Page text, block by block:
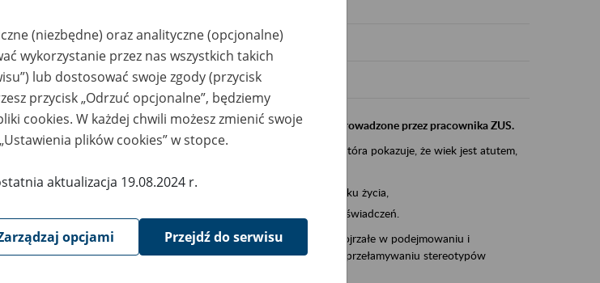
Szkolenia
Aktywni 50+, płatnicy, ubezpieczeni
Szkolenie stacjonarne w siedzibie firmy, instytucji, urzędu przeprowadzone przez pracownika ZUS.
Aktywni 50+
to inicjatywa Zakładu Ubezpieczeń Społecznych, która pokazuje, że wiek jest atutem,
promocja aktywności zawodowej osób po pięćdziesiątym roku życia,
zachęcanie do świadomego planowania kariery i przyszłych świadczeń.
ZUS przez działania informacyjne i edukacyjne wspiera osoby dojrzałe w podejmowaniu i
kontynuowaniu aktywności zawodowej, dbaniu o zdrowie oraz przełamywaniu stereotypów
(niezbędne) oraz analityczne (opcjonalne)
wykorzystanie przez nas wszystkich takich
lub dostosować swoje zgody (przycisk
przycisk „Odrzuć opcjonalne”, będziemy
cookies. W każdej chwili możesz zmienić swoje
plików cookies” w stopce.
aktualizacja 19.08.2024 r.
opcjami Przejdź do serwisu